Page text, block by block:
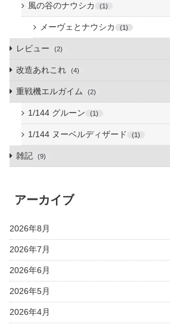
風の谷のナウシカ 1
メーヴェとナウシカ 1
レビュー 2
改造あれこれ 4
重戦機エルガイム 2
1/144 グルーン 1
1/144 ヌーベルディザード 1
雑記 9
アーカイブ
2026年8月
2026年7月
2026年6月
2026年5月
2026年4月